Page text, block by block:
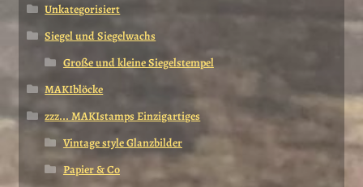
Unkategorisiert
Siegel und Siegelwachs
Große und kleine Siegelstempel
MAKIblöcke
zzz... MAKIstamps Einzigartiges
Vintage style Glanzbilder
Papier & Co